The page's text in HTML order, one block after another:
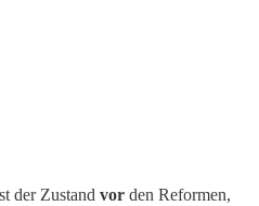
der Zustand vor den Reformen,